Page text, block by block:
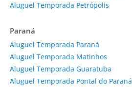
Aluguel Temporada Petrópolis
Paraná
Aluguel Temporada Paraná
Aluguel Temporada Matinhos
Aluguel Temporada Guaratuba
Aluguel Temporada Pontal do Paraná